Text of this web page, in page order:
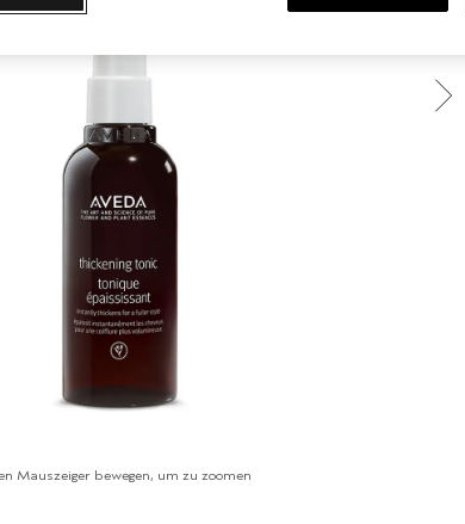
Mauszeiger bewegen, um zu zoomen